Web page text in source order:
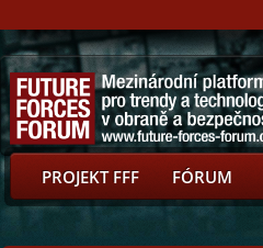
PROJEKT FFF FÓRUM